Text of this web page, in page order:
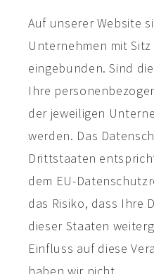
Auf unserer Website
Unternehmen mit
eingebunden. Sind
Ihre
der jeweiligen
werden. Das
Drittstaaten
dem EU-
das Risiko, dass Ihre
dieser Staaten
Einfluss auf diese